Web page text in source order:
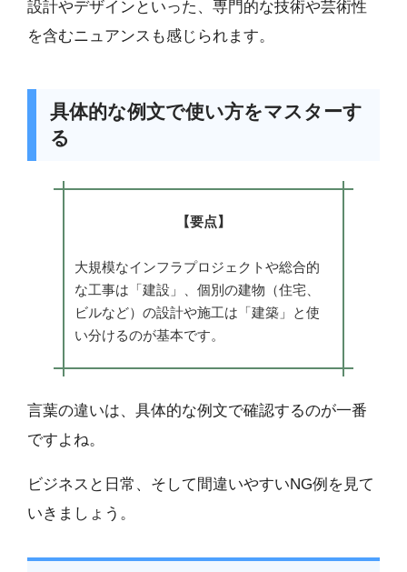
設計やデザインといった、専門的な技術や芸術性
を含むニュアンスも感じられます。
具体的な例文で使い方をマスターす
る
【要点】
大規模なインフラプロジェクトや総合的
な工事は「建設」、個別の建物（住宅、
ビルなど）の設計や施工は「建築」と使
い分けるのが基本です。
言葉の違いは、具体的な例文で確認するのが一番
ですよね。
ビジネスと日常、そして間違いやすいNG例を見て
いきましょう。